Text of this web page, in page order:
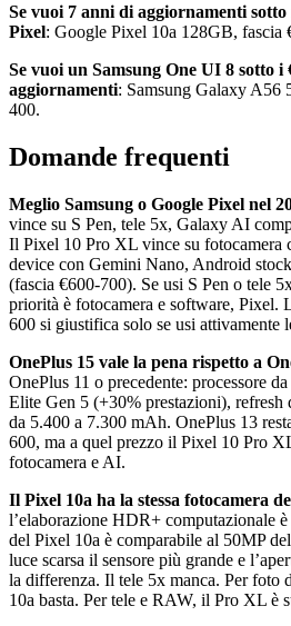
Se vuoi 7 anni di aggiornamenti sotto
Pixel: Google Pixel 10a 128GB, fascia
Se vuoi un Samsung One UI 8 sotto i
aggiornamenti: Samsung Galaxy A56
400.
Domande frequenti
Meglio Samsung o Google Pixel nel
vince su S Pen, tele 5x, Galaxy AI
Il Pixel 10 Pro XL vince su fotocamera
device con Gemini Nano, Android
(fascia €600-700). Se usi S Pen o tele
priorità è fotocamera e software, Pixel.
600 si giustifica solo se usi attivamente
OnePlus 15 vale la pena rispetto a
OnePlus 11 o precedente: processore
Elite Gen 5 (+30% prestazioni), refresh
da 5.400 a 7.300 mAh. OnePlus 13
600, ma a quel prezzo il Pixel 10 Pro
fotocamera e AI.
Il Pixel 10a ha la stessa fotocamera
l’elaborazione HDR+ computazionale
del Pixel 10a è comparabile al 50MP
luce scarsa il sensore più grande e
la differenza. Il tele 5x manca. Per foto
10a basta. Per tele e RAW, il Pro XL è